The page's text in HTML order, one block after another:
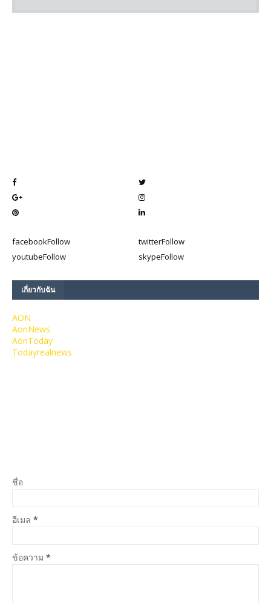
facebookFollow twitterFollow
youtubeFollow skypeFollow
เกี่ยวกับฉัน
AON
AonNews
AonToday
Todayrealnews
ชื่อ
อีเมล *
ข้อความ *